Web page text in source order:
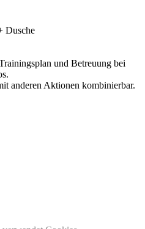
Dusche
und Betreuung bei
anderen Aktionen kombinierbar.